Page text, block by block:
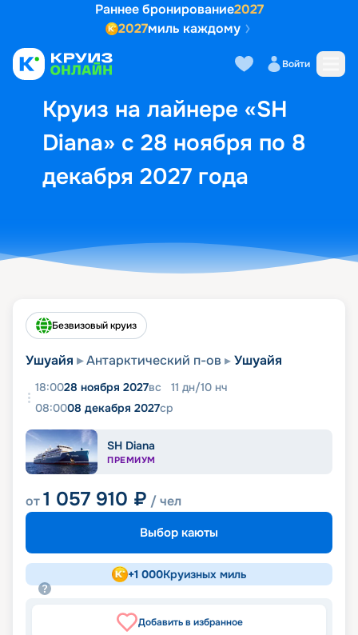
Раннее бронирование2027
2027миль каждому
Войти
Круиз на лайнере «SH
Diana» с 28 ноября по 8
декабря 2027 года
Выбор кают Маршрут и
Безвизовый круиз
Ушуайя Антарктический п-ов Ушуайя
18:0028 ноября 2027вс 11 дн/10 нч
08:0008 декабря 2027ср
SH Diana
ПРЕМИУМ
от1 057 910 ₽ / чел
Выбор каюты
+1 000Круизных миль
Добавить в избранное